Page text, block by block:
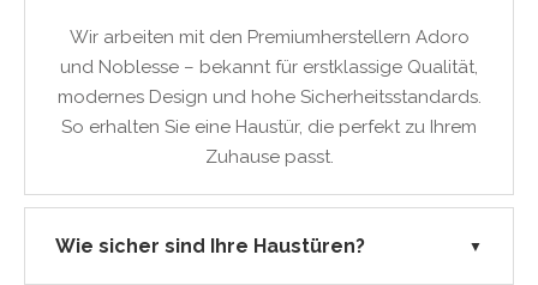
Wir arbeiten mit den Premiumherstellern Adoro
und Noblesse – bekannt für erstklassige Qualität,
modernes Design und hohe Sicherheitsstandards.
So erhalten Sie eine Haustür, die perfekt zu Ihrem
Zuhause passt.
Wie sicher sind Ihre Haustüren? ▼